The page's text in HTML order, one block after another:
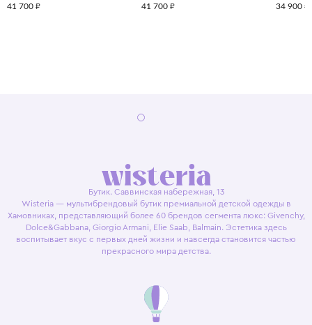
41 700 ₽ 41 700 ₽ 34 900 ₽
Бутик. Саввинская набережная, 13
Wisteria — мультибрендовый бутик премиальной детской одежды в
Хамовниках, представляющий более 60 брендов сегмента люкс: Givenchy,
Dolce&Gabbana, Giorgio Armani, Elie Saab, Balmain. Эстетика здесь
воспитывает вкус с первых дней жизни и навсегда становится частью
прекрасного мира детства.